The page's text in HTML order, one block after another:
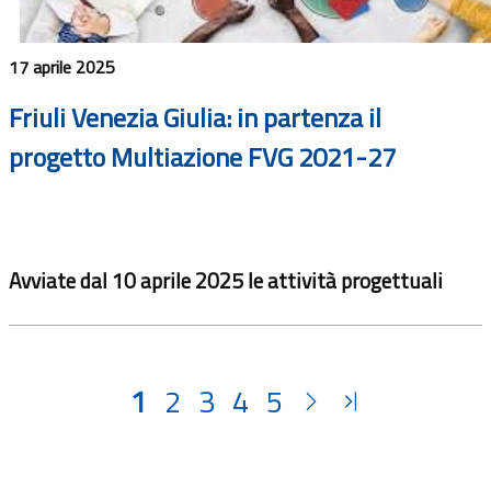
17 aprile 2025
Friuli Venezia Giulia: in partenza il
progetto Multiazione FVG 2021-27
Avviate dal 10 aprile 2025 le attività progettuali
1 2 3 4 5